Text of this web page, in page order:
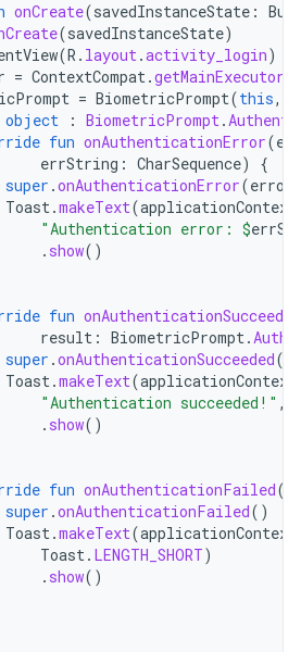
onCreate(savedInstanceState :
(savedInstanceState)
(R . layout.activity_login)
= ContextCompat.getMainExecutor
= BiometricPrompt(this,
object
: BiometricPrompt.
fun onAuthenticationError(
errString : CharSequence)
{
super .onAuthenticationError(
Toast.makeText(applicationContext
"Authentication error: $
. show()
fun onAuthenticationSucceeded
result : BiometricPrompt.
super .onAuthenticationSucceeded(
Toast.makeText(applicationContext
"Authentication succeeded!" ,
. show()
fun onAuthenticationFailed()
super .onAuthenticationFailed()
Toast.makeText(applicationContext
Toast. LENGTH_SHORT)
. show()